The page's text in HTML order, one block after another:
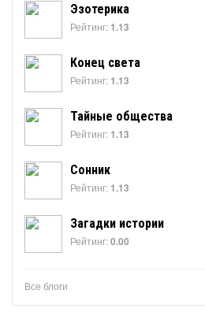
Эзотерика
Рейтинг: 1.13
Конец света
Рейтинг: 1.13
Тайные общества
Рейтинг: 1.13
Сонник
Рейтинг: 1.13
Загадки истории
Рейтинг:0.00
Все блоги